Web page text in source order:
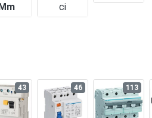
Ci
43 46 113